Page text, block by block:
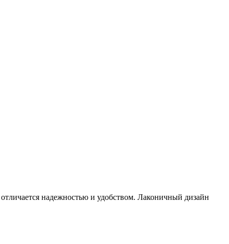
надежностью и удобством. Лаконичный дизайн